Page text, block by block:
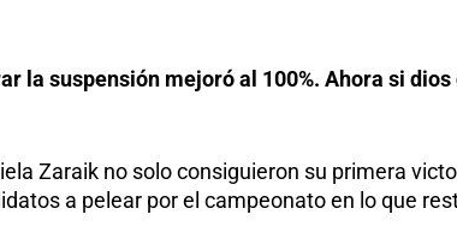
la suspensión mejoró al 100%. Ahora si
Zaraik no solo consiguieron su primera
a pelear por el campeonato en lo que